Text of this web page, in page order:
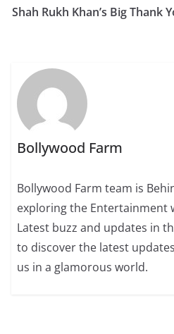
Shah Rukh Khan’s Big Thank
Bollywood Farm
Bollywood Farm team is
exploring the Entertainment
Latest buzz and updates in
to discover the latest
us in a glamorous world.